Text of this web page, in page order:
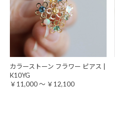
カラーストーン フラワー ピアス |
K10YG
￥11,000 ～ ￥12,100